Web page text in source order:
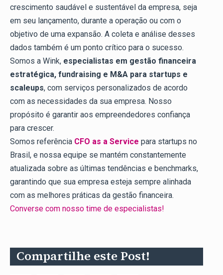
crescimento saudável e sustentável da empresa, seja
em seu lançamento, durante a operação ou com o
objetivo de uma expansão. A coleta e análise desses
dados também é um ponto crítico para o sucesso.
Somos a Wink, especialistas em gestão financeira
estratégica, fundraising e M&A para startups e
scaleups, com serviços personalizados de acordo
com as necessidades da sua empresa. Nosso
propósito é garantir aos empreendedores confiança
para crescer.
Somos referência CFO as a Service para startups no
Brasil, e nossa equipe se mantém constantemente
atualizada sobre as últimas tendências e benchmarks,
garantindo que sua empresa esteja sempre alinhada
com as melhores práticas da gestão financeira.
Converse com nosso time de especialistas!
Compartilhe este Post!